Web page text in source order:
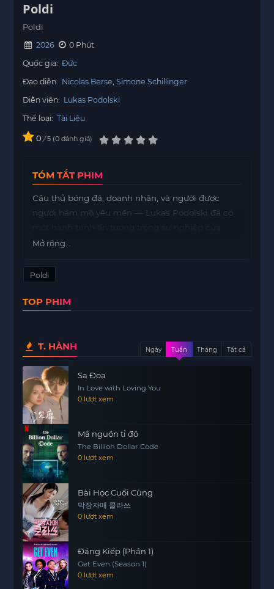
Poldi
Poldi
2026
0 Phút
Quốc gia: Đức
Đạo diễn: Nicolas Berse Simone Schillinger
Diễn viên: Lukas Podolski
Thể loại: Tài Liệu
0 / 5 0 đánh giá
TÓM TẮT PHIM
Cầu thủ bóng đá, doanh nhân, và người được
người hâm mộ yêu mến — Lukas Podolski đã có
mình. Trong bộ phim tài liệu mang tên Poldi, anh
đầu khởi nghiệp cho đến những thành công mà
Bộ phim không chỉ đơn thuần là câu chuyện về
để mang lại điều tốt đẹp cho cộng đồng. Lukas
Podolski không chỉ được yêu mến vì tài năng trên
sân cỏ, mà còn vì những đóng góp của anh cho
xã hội.
Trong Poldi, khán giả sẽ được chứng kiến những
khoảnh khắc đáng nhớ trong sự nghiệp của anh,
cũng như những kế hoạch tương lai mà anh đang
ấp ủ. Với tinh thần cầu tiến và lòng đam mê,
Lukas Podolski hy vọng sẽ tiếp tục truyền cảm
hứng cho thế hệ trẻ.
Bộ phim tài liệu này mang đến cái nhìn sâu sắc
vào cuộc sống và sự nghiệp của một người hùng
thực sự trong lòng người hâm mộ, chắc chắn sẽ
là một trải nghiệm thú vị cho những ai yêu thích
bóng đá và muốn hiểu thêm về con người đứng
https://motphims1.com
Mở rộng...
Poldi
TOP PHIM
T. HÀNH Ngày Tuần Tháng Tất cả
Sa Đoạ
In Love with Loving You
0 lượt xem
Mã nguồn tỉ đô
The Billion Dollar Code
0 lượt xem
Bài Học Cuối Cùng
막장자매 클라쓰
0 lượt xem
Đáng Kiếp (Phần 1)
Get Even (Season 1)
0 lượt xem